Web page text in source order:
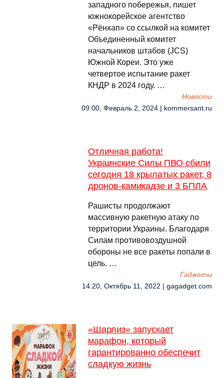
западного побережья, пишет
южнокорейское агентство
«Рёнхап» со ссылкой на комитет
Объединенный комитет
начальников штабов (JCS)
Южной Кореи. Это уже
четвертое испытание ракет
КНДР в 2024 году. …
Новости
09:00, Февраль 2, 2024 | kommersant.ru
Отличная работа!
Украинские Cилы ПВО сбили
сегодня 18 крылатых ракет, 8
дронов-камикадзе и 3 БПЛА
Рашисты продолжают
массивную ракетную атаку по
территории Украины. Благодаря
Силам противовоздушной
обороны не все ракеты попали в
цель. …
Гаджеты
14:20, Октябрь 11, 2022 | gagadget.com
«Шарлиз» запускает
марафон, который
гарантированно обеспечит
сладкую жизнь